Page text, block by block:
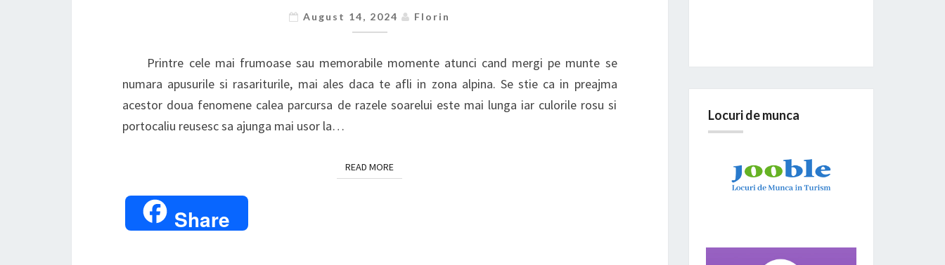
RASARITURI
PE
August 14, 2024 Florin
Printre cele mai frumoase sau memorabile momente atunci cand mergi pe munte se
numara apusurile si rasariturile, mai ales daca te afli in zona alpina. Se stie ca in preajma
acestor doua fenomene calea parcursa de razele soarelui este mai lunga iar culorile rosu si
portocaliu reusesc sa ajunga mai usor la…
READ MOREREAD MORE
Share
Locuri de munca